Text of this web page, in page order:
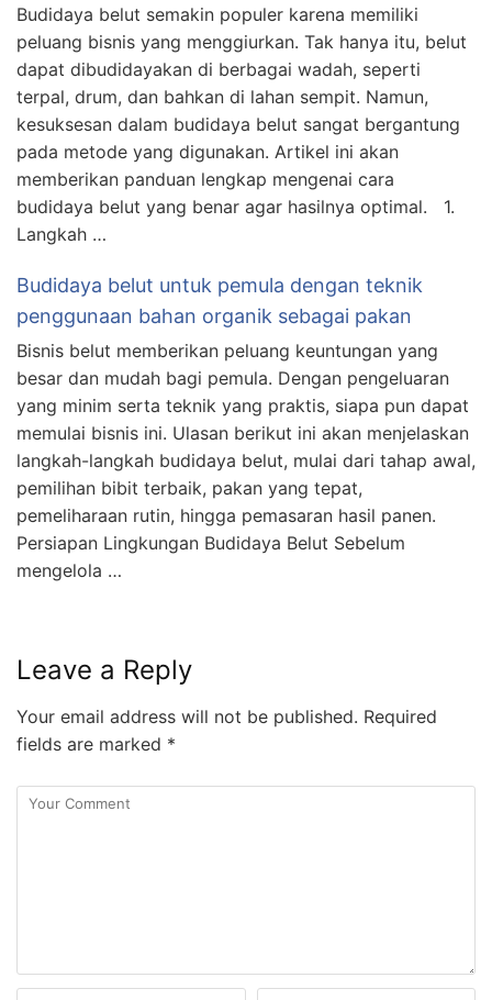
Budidaya belut semakin populer karena memiliki
peluang bisnis yang menggiurkan. Tak hanya itu, belut
dapat dibudidayakan di berbagai wadah, seperti
terpal, drum, dan bahkan di lahan sempit. Namun,
kesuksesan dalam budidaya belut sangat bergantung
pada metode yang digunakan. Artikel ini akan
memberikan panduan lengkap mengenai cara
budidaya belut yang benar agar hasilnya optimal. 1.
Langkah …
Budidaya belut untuk pemula dengan teknik
penggunaan bahan organik sebagai pakan
Bisnis belut memberikan peluang keuntungan yang
besar dan mudah bagi pemula. Dengan pengeluaran
yang minim serta teknik yang praktis, siapa pun dapat
memulai bisnis ini. Ulasan berikut ini akan menjelaskan
langkah-langkah budidaya belut, mulai dari tahap awal,
pemilihan bibit terbaik, pakan yang tepat,
pemeliharaan rutin, hingga pemasaran hasil panen.
Persiapan Lingkungan Budidaya Belut Sebelum
mengelola …
Leave a Reply
Your email address will not be published. Required
fields are marked *